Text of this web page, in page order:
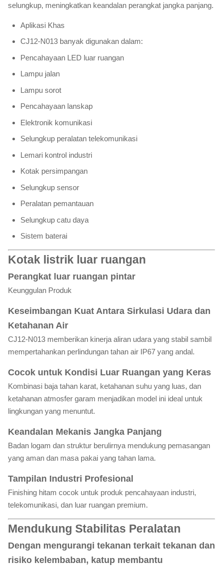
selungkup, meningkatkan keandalan perangkat jangka panjang.
Aplikasi Khas
CJ12-N013 banyak digunakan dalam:
Pencahayaan LED luar ruangan
Lampu jalan
Lampu sorot
Pencahayaan lanskap
Elektronik komunikasi
Selungkup peralatan telekomunikasi
Lemari kontrol industri
Kotak persimpangan
Selungkup sensor
Peralatan pemantauan
Selungkup catu daya
Sistem baterai
Kotak listrik luar ruangan
Perangkat luar ruangan pintar
Keunggulan Produk
Keseimbangan Kuat Antara Sirkulasi Udara dan
Ketahanan Air
CJ12-N013 memberikan kinerja aliran udara yang stabil sambil
mempertahankan perlindungan tahan air IP67 yang andal.
Cocok untuk Kondisi Luar Ruangan yang Keras
Kombinasi baja tahan karat, ketahanan suhu yang luas, dan
ketahanan atmosfer garam menjadikan model ini ideal untuk
lingkungan yang menuntut.
Keandalan Mekanis Jangka Panjang
Badan logam dan struktur berulirnya mendukung pemasangan
yang aman dan masa pakai yang tahan lama.
Tampilan Industri Profesional
Finishing hitam cocok untuk produk pencahayaan industri,
telekomunikasi, dan luar ruangan premium.
Mendukung Stabilitas Peralatan
Dengan mengurangi tekanan terkait tekanan dan
risiko kelembaban, katup membantu